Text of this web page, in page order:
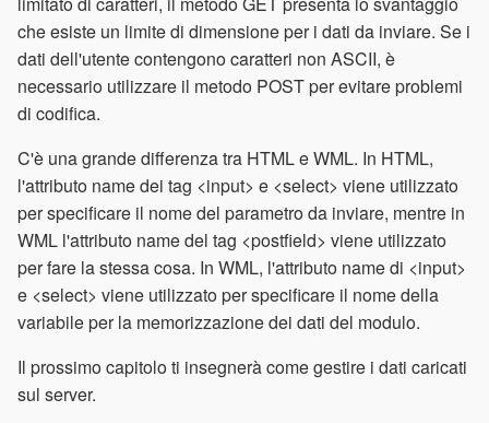
che esiste un limite di dimensione per i dati da inviare. Se i
dati dell'utente contengono caratteri non ASCII, è
necessario utilizzare il metodo POST per evitare problemi
di codifica.
C'è una grande differenza tra HTML e WML. In HTML,
l'attributo name dei tag <input> e <select> viene utilizzato
per specificare il nome del parametro da inviare, mentre in
WML l'attributo name del tag <postfield> viene utilizzato
per fare la stessa cosa. In WML, l'attributo name di <input>
e <select> viene utilizzato per specificare il nome della
variabile per la memorizzazione dei dati del modulo.
Il prossimo capitolo ti insegnerà come gestire i dati caricati
sul server.